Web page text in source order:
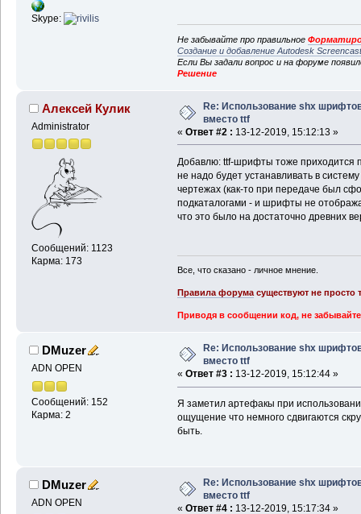
Skype:
Не забывайте про правильное
Создание и добавление Autodesk
Если Вы задали вопрос и на форуме
Решение
Алексей Кулик
Administrator
Сообщений: 1123
Карма: 173
Re: Использование shx
вместо ttf
« Ответ #2 : 13-12-2019, 15:12:13 »
Добавлю: ttf-шрифты тоже приходится
не надо будет устанавливать в
чертежах (как-то при передаче был
подкаталогами - и шрифты не
что это было на достаточно древних
Все, что сказано - личное мнение.
Правила форумасуществуют не просто
Приводя в сообщении код, не
DMuzer
ADN OPEN
Сообщений: 152
Карма: 2
Re: Использование shx
вместо ttf
« Ответ #3 : 13-12-2019, 15:12:44 »
Я заметил артефакы при
ощущение что немного сдвигаются
быть.
DMuzer
ADN OPEN
Re: Использование shx
вместо ttf
« Ответ #4 : 13-12-2019, 15:17:34 »